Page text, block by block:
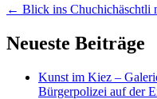
Artikel-
Navigation
← Blick ins Chuchichäschtli
Neueste Beiträge
Kunst im Kiez –
Bürgerpolizei auf der